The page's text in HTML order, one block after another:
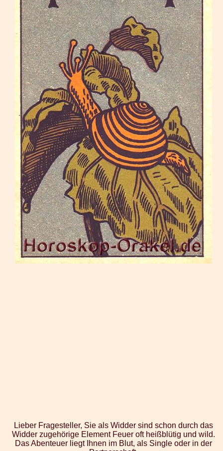
Lieber Fragesteller, Sie als Widder sind schon durch das
Widder zugehörige Element Feuer oft heißblütig und wild.
Das Abenteuer liegt Ihnen im Blut, als Single oder in der